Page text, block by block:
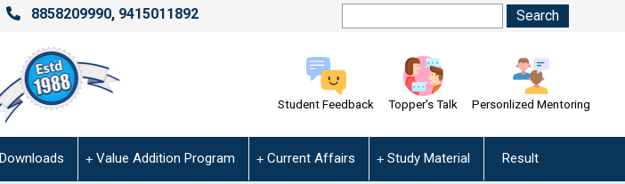
8858209990, 9415011892
Student Feedback Topper's Talk Personlized Mentoring
Downloads Value Addition Program Current Affairs Study Material Result